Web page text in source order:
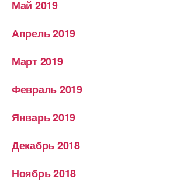
Май 2019
Апрель 2019
Март 2019
Февраль 2019
Январь 2019
Декабрь 2018
Ноябрь 2018